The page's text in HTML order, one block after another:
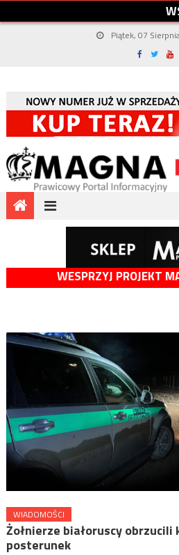
W
Piątek, 07
WESPRZYJ PROJEKT
WIADOMOŚCI
Żołnierze białoruscy
posterunek